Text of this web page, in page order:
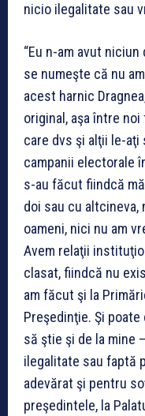
nicio ilegalitate sau
“Eu n-am avut
se numeşte că nu
acest harnic
original, aşa între
care dvs şi alţii le-
campanii electorale
s-au făcut fiindcă
doi sau cu
oameni, nici nu am
Avem relaţii
clasat, fiindcă nu
am făcut şi la
Preşedinţie. Şi
să ştie şi de la mine
ilegalitate sau faptă
adevărat şi pentru
preşedintele, la